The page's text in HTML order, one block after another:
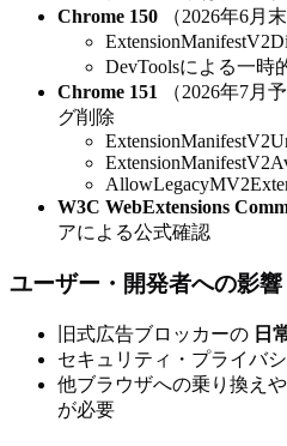
Chrome 150 （2026年6月
DevToolsによる一時
Chrome 151
（2026年7月
グ削除
W3C WebExtensions
アによる公式確認
ユーザー・開発者への影響
旧式広告ブロッカーの 日
セキュリティ・プライバ
他ブラウザへの乗り換え
が必要